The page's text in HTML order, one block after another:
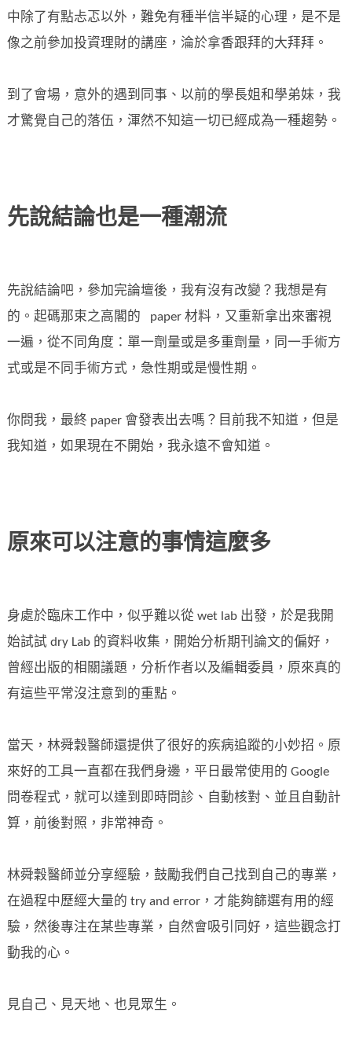
中除了有點忐忑以外，難免有種半信半疑的心理，是不是
像之前參加投資理財的講座，淪於拿香跟拜的大拜拜。
到了會場，意外的遇到同事、以前的學長姐和學弟妹，我
才驚覺自己的落伍，渾然不知這一切已經成為一種趨勢。
先說結論也是一種潮流
先說結論吧，參加完論壇後，我有沒有改變？我想是有
的。起碼那束之高閣的 paper 材料，又重新拿出來審視
一遍，從不同角度：單一劑量或是多重劑量，同一手術方
式或是不同手術方式，急性期或是慢性期。
你問我，最終 paper 會發表出去嗎？目前我不知道，但是
我知道，如果現在不開始，我永遠不會知道。
原來可以注意的事情這麼多
身處於臨床工作中，似乎難以從 wet lab 出發，於是我開
始試試 dry Lab 的資料收集，開始分析期刊論文的偏好，
曾經出版的相關議題，分析作者以及編輯委員，原來真的
有這些平常沒注意到的重點。
當天，林舜穀醫師還提供了很好的疾病追蹤的小妙招。原
來好的工具一直都在我們身邊，平日最常使用的 Google
問卷程式，就可以達到即時問診、自動核對、並且自動計
算，前後對照，非常神奇。
林舜穀醫師並分享經驗，鼓勵我們自己找到自己的專業，
在過程中歷經大量的 try and error，才能夠篩選有用的經
驗，然後專注在某些專業，自然會吸引同好，這些觀念打
動我的心。
見自己、見天地、也見眾生。